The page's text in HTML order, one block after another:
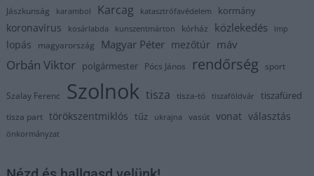
Jászkunság karambol Karcag katasztrófavédelem kormány
koronavírus kosárlabda kunszentmárton kórház közlekedés lmp
lopás magyarország Magyar Péter mezőtúr máv
Orbán Viktor polgármester Pócs János rendőrség sport
Szalay Ferenc Szolnok tisza tisza-tó tiszaföldvár tiszafüred
tisza part törökszentmiklós tűz ukrajna vasút vonat választás
önkormányzat